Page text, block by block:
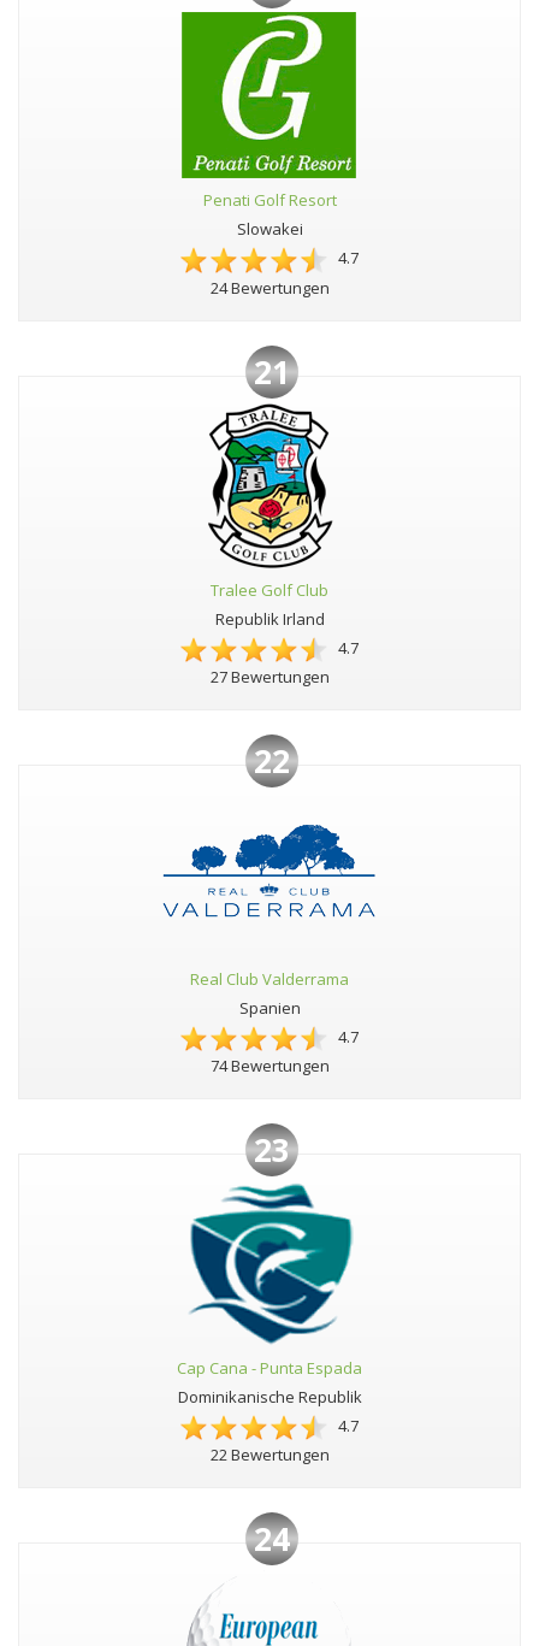
Penati Golf Resort
Slowakei
4.7
24 Bewertungen
21
Tralee Golf Club
Republik Irland
4.7
27 Bewertungen
22
Real Club Valderrama
Spanien
4.7
74 Bewertungen
23
Cap Cana - Punta Espada
Dominikanische Republik
4.7
22 Bewertungen
24